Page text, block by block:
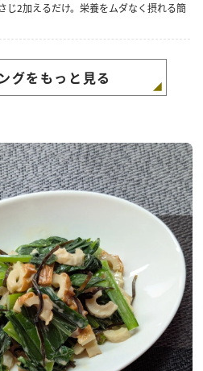
じ2加えるだけ。栄養をムダなく摂れる簡
グをもっと見る